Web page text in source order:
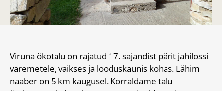
Viruna ökotalu on rajatud 17. sajandist pärit jahilossi
varemetele, vaikses ja looduskaunis kohas. Lähim
naaber on 5 km kaugusel. Korraldame talu